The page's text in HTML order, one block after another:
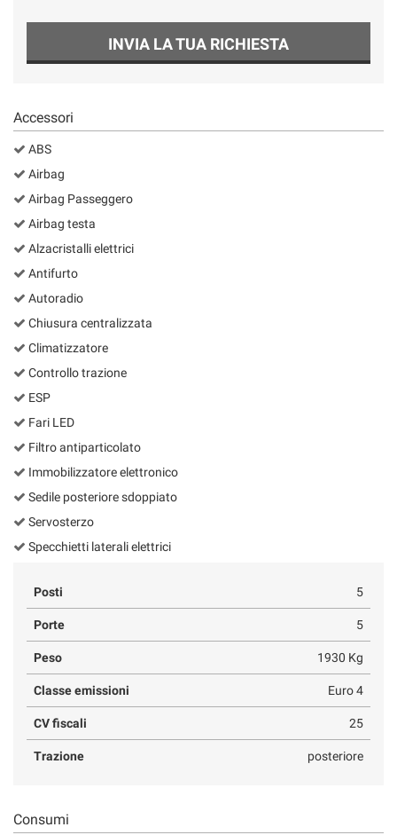
INVIA LA TUA RICHIESTA
Accessori
ABS
Airbag
Airbag Passeggero
Airbag testa
Alzacristalli elettrici
Antifurto
Autoradio
Chiusura centralizzata
Climatizzatore
Controllo trazione
ESP
Fari LED
Filtro antiparticolato
Immobilizzatore elettronico
Sedile posteriore sdoppiato
Servosterzo
Specchietti laterali elettrici
Posti 5
Porte 5
Peso 1930 Kg
Classe emissioni Euro 4
CV fiscali 25
Trazione posteriore
Consumi